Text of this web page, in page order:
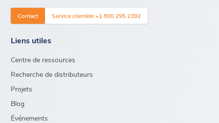
Contact Service clientèle +1 800 295 2392
Liens utiles
Centre de ressources
Recherche de distributeurs
Projets
Blog
Événements